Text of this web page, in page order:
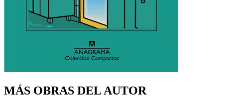
MÁS OBRAS DEL AUTOR